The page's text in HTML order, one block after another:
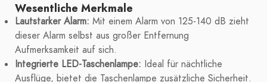
Wesentliche Merkmale
Lautstarker Alarm: Mit einem Alarm von 125-140 dB zieht
dieser Alarm selbst aus großer Entfernung
Aufmerksamkeit auf sich.
Integrierte LED-Taschenlampe: Ideal für nächtliche
Ausflüge, bietet die Taschenlampe zusätzliche Sicherheit.